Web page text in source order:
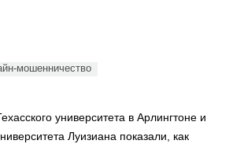
мошенничество
университета в Арлингтоне и
Луизиана показали, как